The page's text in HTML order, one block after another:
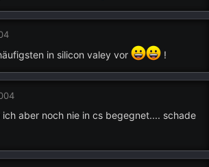
in silicon valey vor !
ich aber noch nie in cs begegnet.... schade